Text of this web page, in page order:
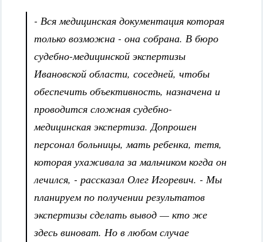
- Вся медицинская документация которая
только возможна - она собрана. В бюро
судебно-медицинской экспертизы
Ивановской области, соседней, чтобы
обеспечить объективность, назначена и
проводится сложная судебно-
медицинская экспертиза. Допрошен
персонал больницы, мать ребенка, тетя,
которая ухаживала за мальчиком когда он
лечился, - рассказал Олег Игоревич. - Мы
планируем по получении результатов
экспертизы сделать вывод — кто же
здесь виноват. Но в любом случае